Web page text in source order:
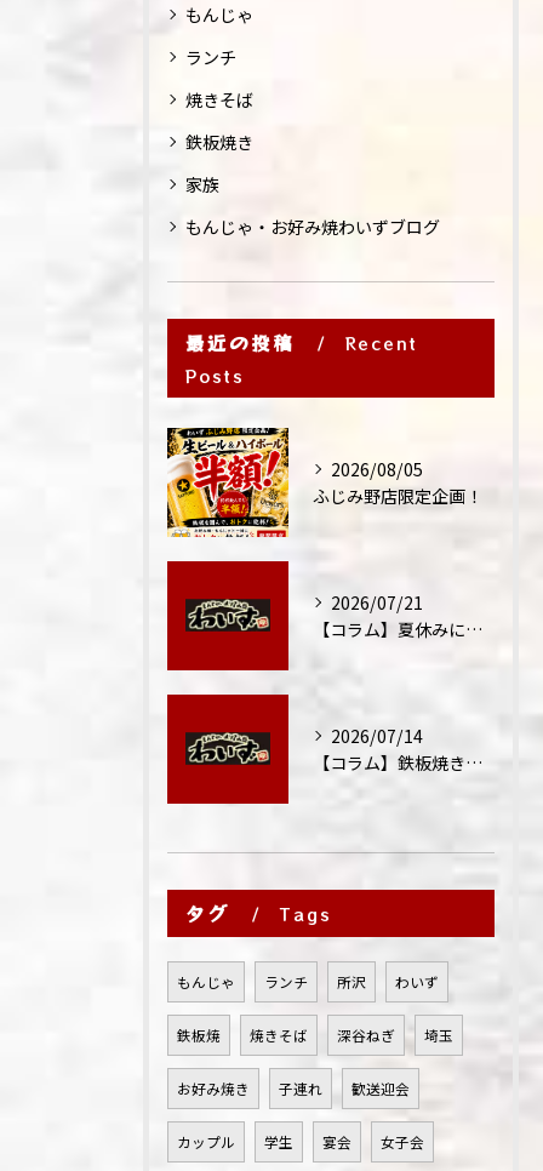
もんじゃ
ランチ
焼きそば
鉄板焼き
家族
もんじゃ・お好み焼わいずブログ
最近の投稿
Recent
Posts
2026/08/05
ふじみ野店限定企画！
2026/07/21
【コラム】夏休みに家族外食が増える理由
2026/07/14
【コラム】鉄板焼きが"コミュニケーション飯"と呼ばれる理由
タグ Tags
もんじゃ ランチ 所沢 わいず
鉄板焼 焼きそば 深谷ねぎ 埼玉
お好み焼き 子連れ 歓送迎会
カップル 学生 宴会 女子会